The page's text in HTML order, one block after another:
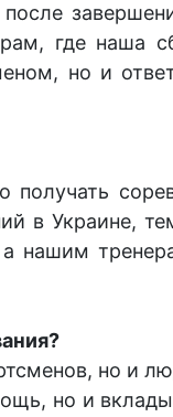
где наша
но и
в Украине,
а нашим
но и
но и